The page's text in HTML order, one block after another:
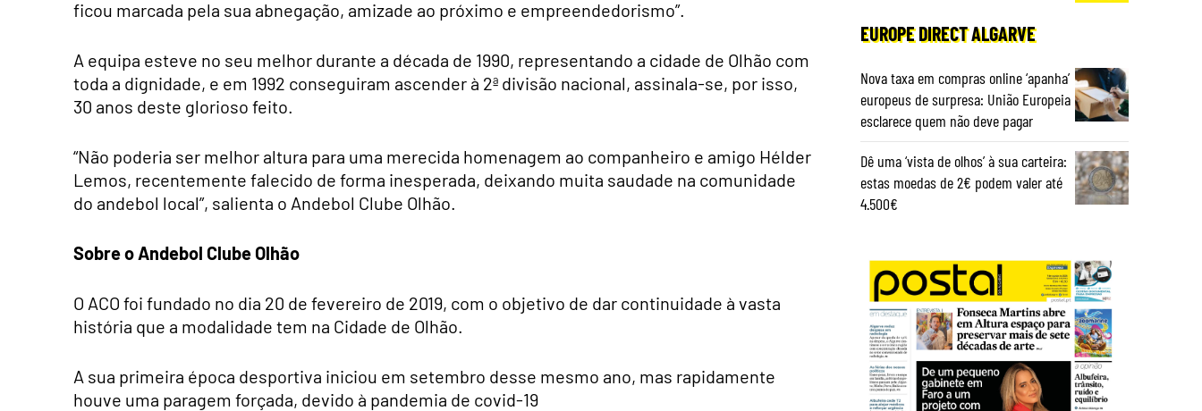
ficou marcada pela sua abnegação, amizade ao próximo e empreendedorismo”.
A equipa esteve no seu melhor durante a década de 1990, representando a cidade de Olhão com
toda a dignidade, e em 1992 conseguiram ascender à 2ª divisão nacional, assinala-se, por isso,
30 anos deste glorioso feito.
“Não poderia ser melhor altura para uma merecida homenagem ao companheiro e amigo Hélder
Lemos, recentemente falecido de forma inesperada, deixando muita saudade na comunidade
do andebol local”, salienta o Andebol Clube Olhão.
Sobre o Andebol Clube Olhão
O ACO foi fundado no dia 20 de fevereiro de 2019, com o objetivo de dar continuidade à vasta
história que a modalidade tem na Cidade de Olhão.
A sua primeira época desportiva iniciou em setembro desse mesmo ano, mas rapidamente
houve uma paragem forçada, devido à pandemia de covid-19
EUROPE DIRECT ALGARVE
Nova taxa em compras online ‘apanha’
europeus de surpresa: União Europeia
esclarece quem não deve pagar
Dê uma ‘vista de olhos’ à sua carteira:
estas moedas de 2€ podem valer até
4.500€